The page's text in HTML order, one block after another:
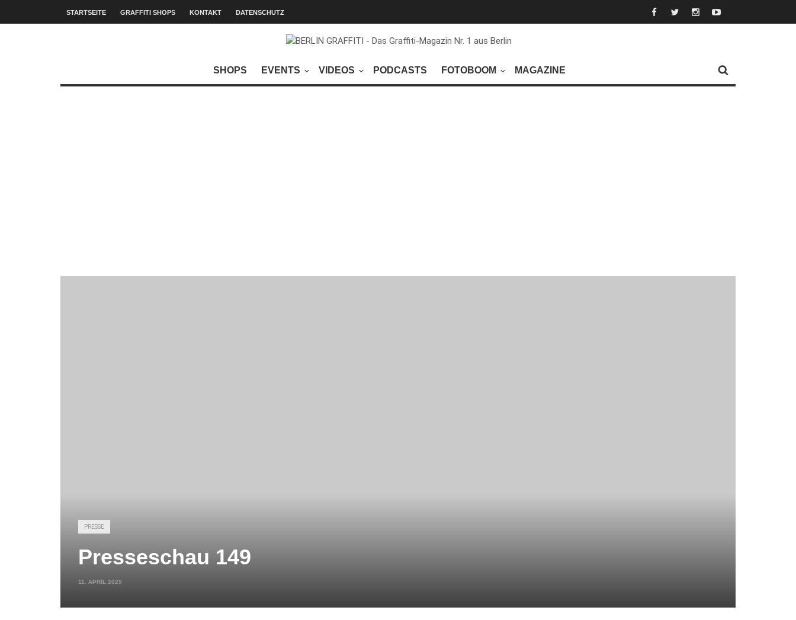
STARTSEITE GRAFFITI SHOPS KONTAKT DATENSCHUTZ
SHOPS EVENTS VIDEOS PODCASTS FOTOBOOM MAGAZINE
PRESSE
Presseschau 149
11. APRIL 2025